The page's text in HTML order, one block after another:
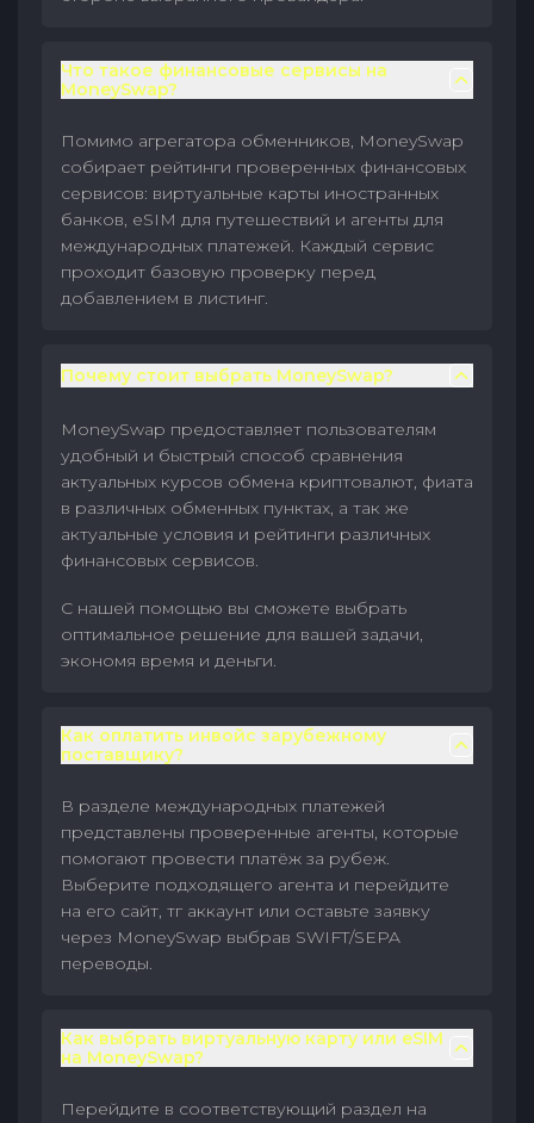
Что такое финансовые сервисы на
MoneySwap?
Помимо агрегатора обменников, MoneySwap
собирает рейтинги проверенных финансовых
сервисов: виртуальные карты иностранных
банков, eSIM для путешествий и агенты для
международных платежей. Каждый сервис
проходит базовую проверку перед
добавлением в листинг.
Почему стоит выбрать MoneySwap?
MoneySwap предоставляет пользователям
удобный и быстрый способ сравнения
актуальных курсов обмена криптовалют, фиата
в различных обменных пунктах, а так же
актуальные условия и рейтинги различных
финансовых сервисов.
С нашей помощью вы сможете выбрать
оптимальное решение для вашей задачи,
экономя время и деньги.
Как оплатить инвойс зарубежному
поставщику?
В разделе международных платежей
представлены проверенные агенты, которые
помогают провести платёж за рубеж.
Выберите подходящего агента и перейдите
на его сайт, тг аккаунт или оставьте заявку
через MoneySwap выбрав SWIFT/SEPA
переводы.
Как выбрать виртуальную карту или eSIM
на MoneySwap?
Перейдите в соответствующий раздел на